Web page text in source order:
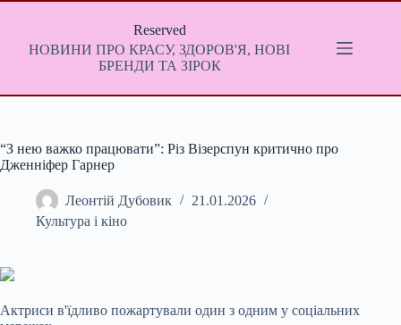
Перейти
Reserved
НОВИНИ ПРО КРАСУ, ЗДОРОВ'Я, НОВІ
БРЕНДИ ТА ЗІРОК
“З нею важко працювати”: Різ Візерспун критично про
Дженніфер Гарнер
Леонтій Дубовик
21.01.2026
Культура і кіно
Актриси в'їдливо пожартували один з одним у соціальних